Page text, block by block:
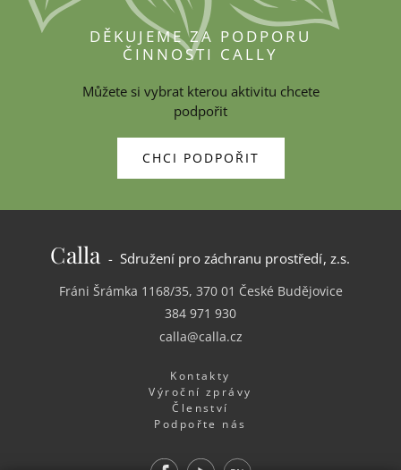
DĚKUJEME ZA PODPORU
ČINNOSTI CALLY
Můžete si vybrat kterou aktivitu chcete
podpořit
CHCI PODPOŘIT
Calla- Sdružení pro záchranu prostředí, z.s.
Fráni Šrámka 1168/35, 370 01 České Budějovice
384 971 930
calla@calla.cz
Kontakty
Výroční zprávy
Členství
Podpořte nás